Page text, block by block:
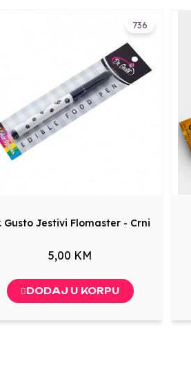
736
Gusto Jestivi Flomaster - Crni
5,00 KM
DODAJ U KORPU